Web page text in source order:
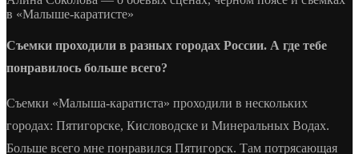
Съемки проходили в разных городах России. А где тебе
понравилось больше всего?
Съемки «Малыша-каратиста» проходили в нескольких
городах: Пятигорске, Кисловодске и Минеральных Водах.
Больше всего мне понравился Пятигорск. Там потрясающая